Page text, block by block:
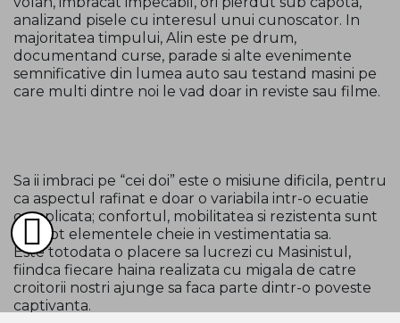
analizand pisele cu interesul unui cunoscator. In
majoritatea timpului, Alin este pe drum,
documentand curse, parade si alte evenimente
semnificative din lumea auto sau testand masini pe
care multi dintre noi le vad doar in reviste sau filme.
Sa ii imbraci pe “cei doi” este o misiune dificila, pentru
ca aspectul rafinat e doar o variabila intr-o ecuatie
complicata; confortul, mobilitatea si rezistenta sunt
de fapt elementele cheie in vestimentatia sa.
Este totodata o placere sa lucrezi cu Masinistul,
fiindca fiecare haina realizata cu migala de catre
croitorii nostri ajunge sa faca parte dintr-o poveste
captivanta.